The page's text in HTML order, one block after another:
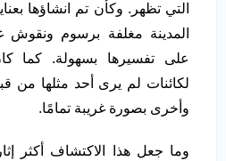
التي تظهر. وكأن تم انشاؤها
المدينة مغلفة برسوم ونقوش
على تفسيرها بسهولة. كما
لكائنات لم يرى أحد مثلها من
وأخرى بصورة غريبة تمامًا.
وما جعل هذا الاكتشاف أكثر